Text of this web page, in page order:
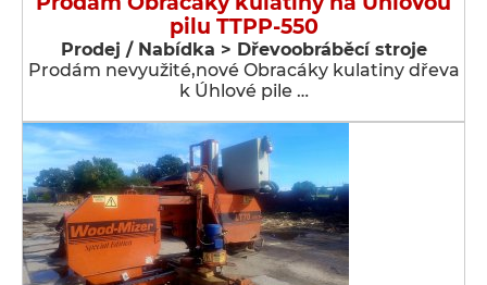
pilu TTPP-550
Prodej / Nabídka > Dřevoobráběcí stroje
Prodám nevyužité,nové Obracáky kulatiny dřeva
k Úhlové pile …